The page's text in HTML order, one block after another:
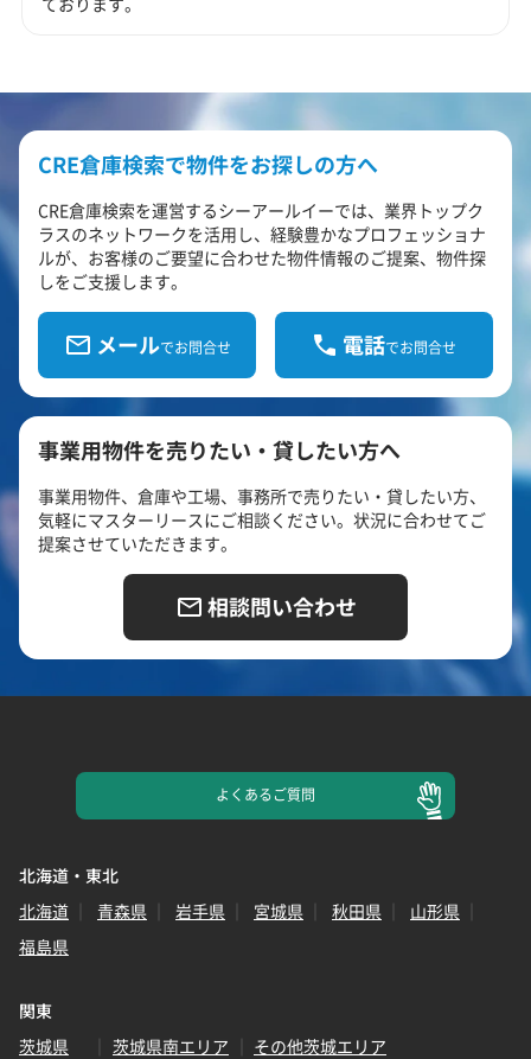
CRE倉庫検索で物件をお探しの方へ
CRE倉庫検索を運営するシーアールイーでは、業界トップク
ラスのネットワークを活用し、経験豊かなプロフェッショナ
ルが、お客様のご要望に合わせた物件情報のご提案、物件探
しをご支援します。
メールでお問合せ 電話でお問合せ
事業用物件を売りたい・貸したい方へ
事業用物件、倉庫や工場、事務所で売りたい・貸したい方、
気軽にマスターリースにご相談ください。状況に合わせてご
提案させていただきます。
相談問い合わせ
よくあるご質問
北海道・東北
北海道
青森県 岩手県 宮城県 秋田県
山形県
福島県
関東
茨城県
茨城県南エリア
その他茨城エリア